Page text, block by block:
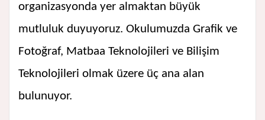
organizasyonda yer almaktan büyük
mutluluk duyuyoruz. Okulumuzda Grafik ve
Fotoğraf, Matbaa Teknolojileri ve Bilişim
Teknolojileri olmak üzere üç ana alan
bulunuyor.